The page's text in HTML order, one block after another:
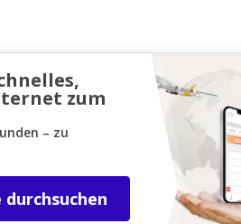
zum
– zu